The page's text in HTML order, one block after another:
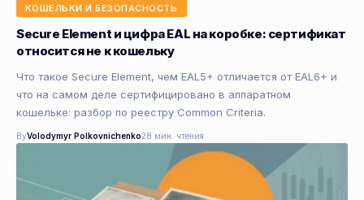
КОШЕЛЬКИ И БЕЗОПАСНОСТЬ
Secure Element и цифра EAL на коробке: сертификат
относится не к кошельку
Что такое Secure Element, чем EAL5+ отличается от EAL6+ и
что на самом деле сертифицировано в аппаратном
кошельке: разбор по реестру Common Criteria.
ByVolodymyr Polkovnichenko28 мин. чтения